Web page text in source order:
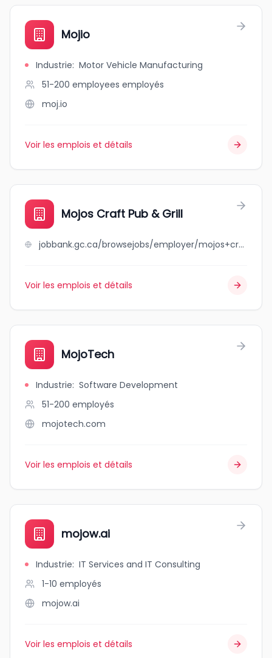
Mojio
Industrie: Motor Vehicle Manufacturing
51-200 employees employés
moj.io
Voir les emplois et détails
Mojos Craft Pub & Grill
jobbank.gc.ca/browsejobs/employer/mojos+craft+pub+%26+grill/ca
Voir les emplois et détails
MojoTech
Industrie: Software Development
51-200 employés
mojotech.com
Voir les emplois et détails
mojow.ai
Industrie: IT Services and IT Consulting
1-10 employés
mojow.ai
Voir les emplois et détails